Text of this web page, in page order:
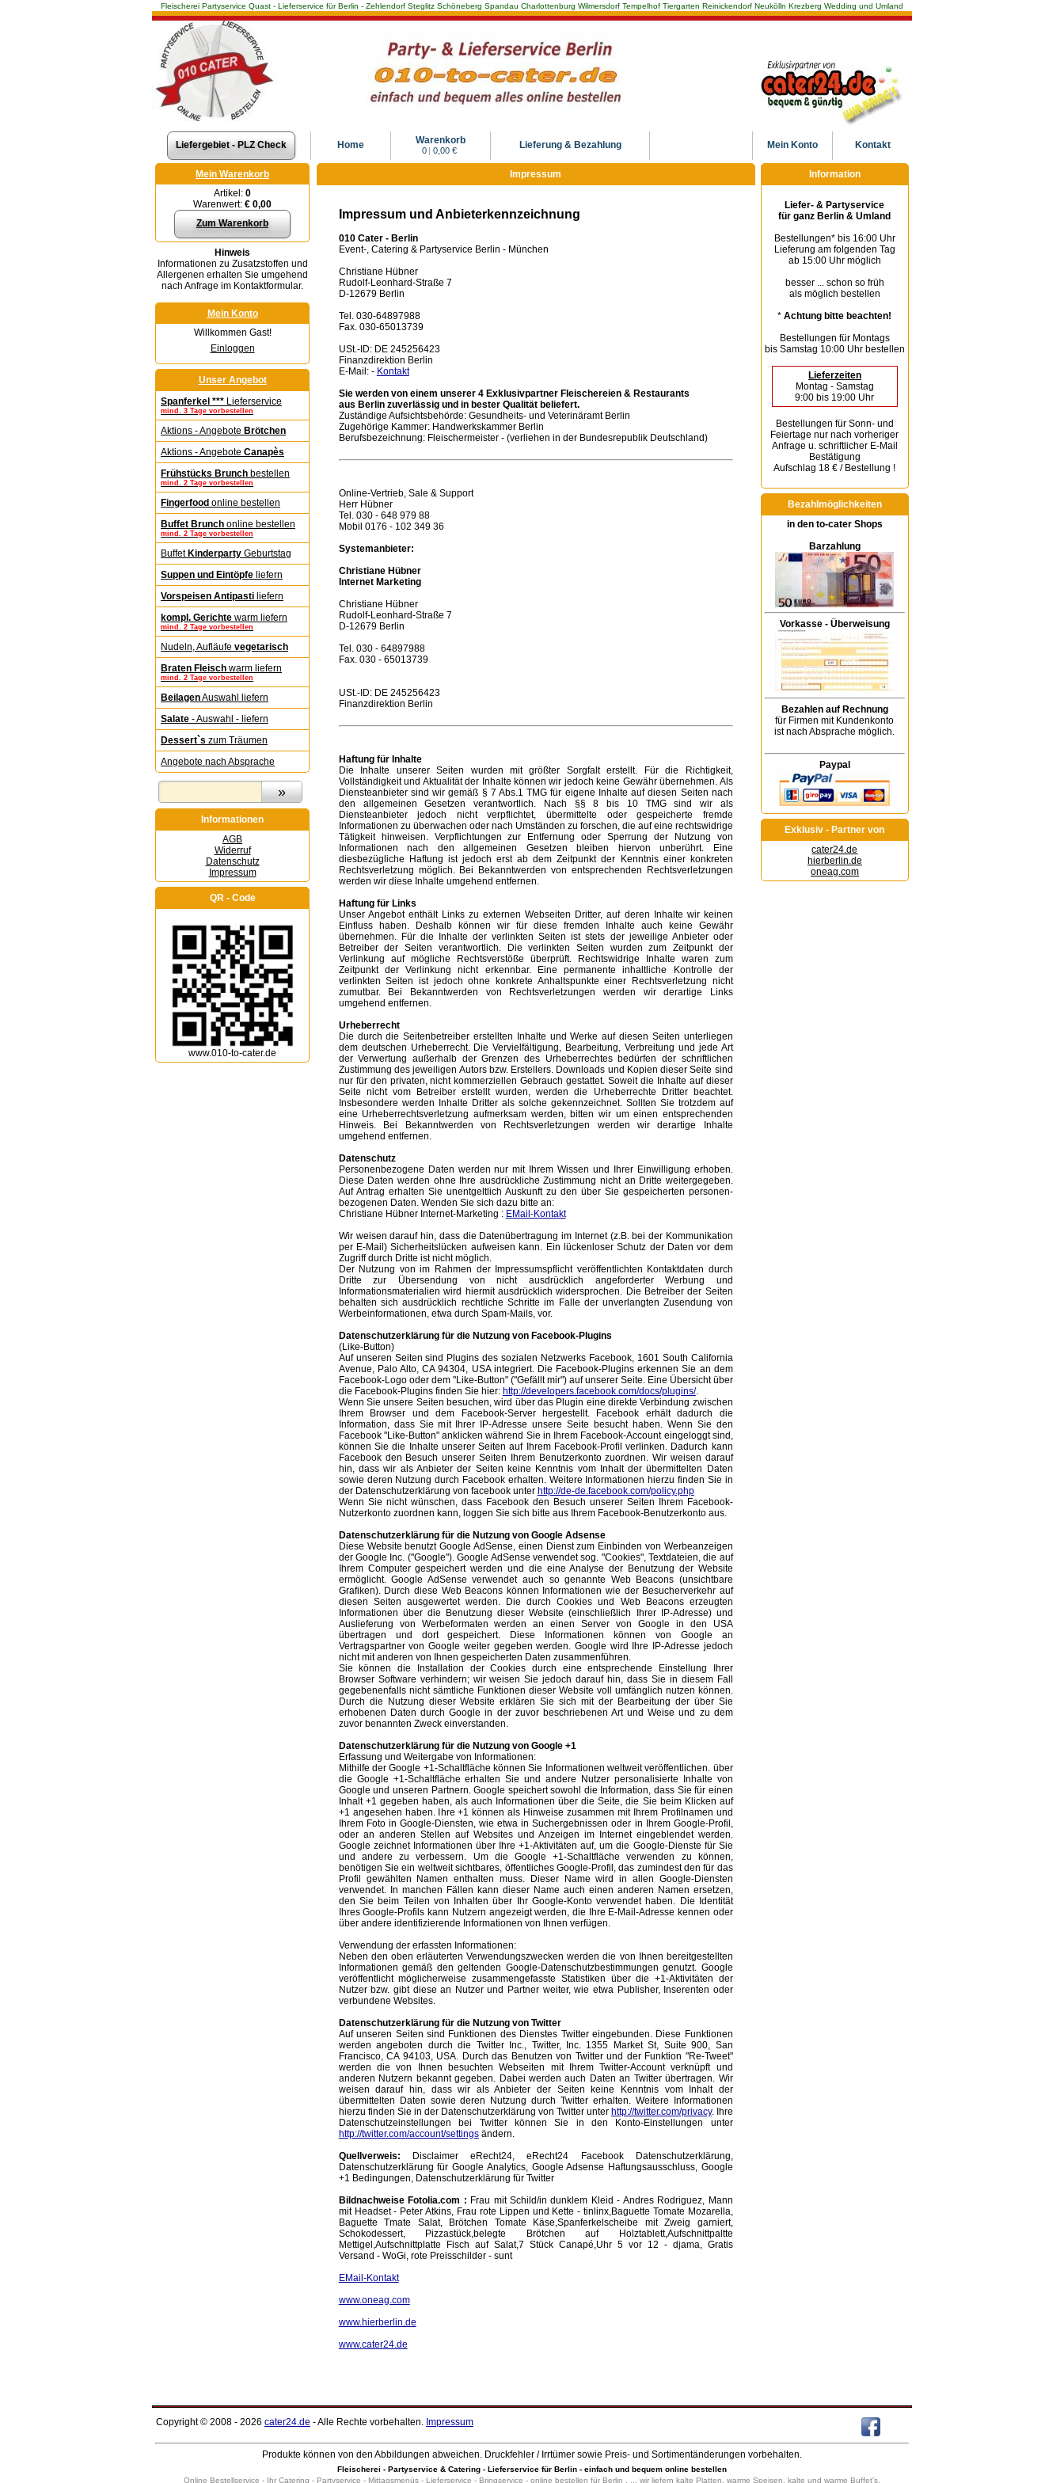
Fleischerei Partyservice Quast - Lieferservice für Berlin - Zehlendorf Steglitz Schöneberg Spandau Charlottenburg Wilmersdorf Tempelhof Tiergarten Reinickendorf Neukölln Krezberg Wedding und Umland
Liefergebiet - PLZ Check Home Warenkorb
0 | 0,00 € Lieferung & Bezahlung Kontakt
Mein Konto
Mein Warenkorb
Artikel: 0
Warenwert: € 0,00
Zum Warenkorb
Hinweis
Informationen zu Zusatzstoffen und
Allergenen erhalten Sie umgehend
nach Anfrage im Kontaktformular.
Mein Konto
Willkommen Gast!
Einloggen
Unser Angebot
Spanferkel *** Lieferservice
mind. 3 Tage vorbestellen
Aktions - Angebote Brötchen
Aktions - Angebote Canapès
Frühstücks Brunch bestellen
mind. 2 Tage vorbestellen
Fingerfood online bestellen
Buffet Brunch online bestellen
mind. 2 Tage vorbestellen
Buffet Kinderparty Geburtstag
Suppen und Eintöpfe liefern
Vorspeisen Antipasti liefern
kompl. Gerichte warm liefern
mind. 2 Tage vorbestellen
Nudeln, Aufläufe vegetarisch
Braten Fleisch warm liefern
mind. 2 Tage vorbestellen
BeilagenAuswahl liefern
Salate - Auswahl - liefern
Dessert`s zum Träumen
Angebote nach Absprache
Informationen
AGB
Widerruf
Datenschutz
Impressum
QR - Code
www.010-to-cater.de
Impressum
Impressum und Anbieterkennzeichnung
010 Cater - Berlin
Event-, Catering & Partyservice Berlin - München
Christiane Hübner
Rudolf-Leonhard-Straße 7
D-12679 Berlin
Tel. 030-64897988
Fax. 030-65013739
USt.-ID: DE 245256423
Finanzdirektion Berlin
E-Mail: - Kontakt
Sie werden von einem unserer 4 Exklusivpartner Fleischereien & Restaurants
aus Berlin zuverlässig und in bester Qualität beliefert.
Zuständige Aufsichtsbehörde: Gesundheits- und Veterinäramt Berlin
Zugehörige Kammer: Handwerkskammer Berlin
Berufsbezeichnung: Fleischermeister - (verliehen in der Bundesrepublik Deutschland)
Online-Vertrieb, Sale & Support
Herr Hübner
Tel. 030 - 648 979 88
Mobil 0176 - 102 349 36
Systemanbieter:
Christiane Hübner
Internet Marketing
Christiane Hübner
Rudolf-Leonhard-Straße 7
D-12679 Berlin
Tel. 030 - 64897988
Fax. 030 - 65013739
USt.-ID: DE 245256423
Finanzdirektion Berlin
Haftung für Inhalte
Die Inhalte unserer Seiten wurden mit größter Sorgfalt erstellt. Für die Richtigkeit,
Vollständigkeit und Aktualität der Inhalte können wir jedoch keine Gewähr übernehmen. Als
Diensteanbieter sind wir gemäß § 7 Abs.1 TMG für eigene Inhalte auf diesen Seiten nach
den allgemeinen Gesetzen verantwortlich. Nach §§ 8 bis 10 TMG sind wir als
Diensteanbieter jedoch nicht verpflichtet, übermittelte oder gespeicherte fremde
Informationen zu überwachen oder nach Umständen zu forschen, die auf eine rechtswidrige
Tätigkeit hinweisen. Verpflichtungen zur Entfernung oder Sperrung der Nutzung von
Informationen nach den allgemeinen Gesetzen bleiben hiervon unberührt. Eine
diesbezügliche Haftung ist jedoch erst ab dem Zeitpunkt der Kenntnis einer konkreten
Rechtsverletzung möglich. Bei Bekanntwerden von entsprechenden Rechtsverletzungen
werden wir diese Inhalte umgehend entfernen.
Haftung für Links
Unser Angebot enthält Links zu externen Webseiten Dritter, auf deren Inhalte wir keinen
Einfluss haben. Deshalb können wir für diese fremden Inhalte auch keine Gewähr
übernehmen. Für die Inhalte der verlinkten Seiten ist stets der jeweilige Anbieter oder
Betreiber der Seiten verantwortlich. Die verlinkten Seiten wurden zum Zeitpunkt der
Verlinkung auf mögliche Rechtsverstöße überprüft. Rechtswidrige Inhalte waren zum
Zeitpunkt der Verlinkung nicht erkennbar. Eine permanente inhaltliche Kontrolle der
verlinkten Seiten ist jedoch ohne konkrete Anhaltspunkte einer Rechtsverletzung nicht
zumutbar. Bei Bekanntwerden von Rechtsverletzungen werden wir derartige Links
umgehend entfernen.
Urheberrecht
Die durch die Seitenbetreiber erstellten Inhalte und Werke auf diesen Seiten unterliegen
dem deutschen Urheberrecht. Die Vervielfältigung, Bearbeitung, Verbreitung und jede Art
der Verwertung außerhalb der Grenzen des Urheberrechtes bedürfen der schriftlichen
Zustimmung des jeweiligen Autors bzw. Erstellers. Downloads und Kopien dieser Seite sind
nur für den privaten, nicht kommerziellen Gebrauch gestattet. Soweit die Inhalte auf dieser
Seite nicht vom Betreiber erstellt wurden, werden die Urheberrechte Dritter beachtet.
Insbesondere werden Inhalte Dritter als solche gekennzeichnet. Sollten Sie trotzdem auf
eine Urheberrechtsverletzung aufmerksam werden, bitten wir um einen entsprechenden
Hinweis. Bei Bekanntwerden von Rechtsverletzungen werden wir derartige Inhalte
umgehend entfernen.
Datenschutz
Personenbezogene Daten werden nur mit Ihrem Wissen und Ihrer Einwilligung erhoben.
Diese Daten werden ohne Ihre ausdrückliche Zustimmung nicht an Dritte weitergegeben.
Auf Antrag erhalten Sie unentgeltlich Auskunft zu den über Sie gespeicherten personen-
bezogenen Daten. Wenden Sie sich dazu bitte an:
Christiane Hübner Internet-Marketing : EMail-Kontakt
Wir weisen darauf hin, dass die Datenübertragung im Internet (z.B. bei der Kommunikation
per E-Mail) Sicherheitslücken aufweisen kann. Ein lückenloser Schutz der Daten vor dem
Zugriff durch Dritte ist nicht möglich.
Der Nutzung von im Rahmen der Impressumspflicht veröffentlichten Kontaktdaten durch
Dritte zur Übersendung von nicht ausdrücklich angeforderter Werbung und
Informationsmaterialien wird hiermit ausdrücklich widersprochen. Die Betreiber der Seiten
behalten sich ausdrücklich rechtliche Schritte im Falle der unverlangten Zusendung von
Werbeinformationen, etwa durch Spam-Mails, vor.
Datenschutzerklärung für die Nutzung von Facebook-Plugins
(Like-Button)
Auf unseren Seiten sind Plugins des sozialen Netzwerks Facebook, 1601 South California
Avenue, Palo Alto, CA 94304, USA integriert. Die Facebook-Plugins erkennen Sie an dem
Facebook-Logo oder dem "Like-Button" ("Gefällt mir") auf unserer Seite. Eine Übersicht über
die Facebook-Plugins finden Sie hier: http://developers.facebook.com/docs/plugins/.
Wenn Sie unsere Seiten besuchen, wird über das Plugin eine direkte Verbindung zwischen
Ihrem Browser und dem Facebook-Server hergestellt. Facebook erhält dadurch die
Information, dass Sie mit Ihrer IP-Adresse unsere Seite besucht haben. Wenn Sie den
Facebook "Like-Button" anklicken während Sie in Ihrem Facebook-Account eingeloggt sind,
können Sie die Inhalte unserer Seiten auf Ihrem Facebook-Profil verlinken. Dadurch kann
Facebook den Besuch unserer Seiten Ihrem Benutzerkonto zuordnen. Wir weisen darauf
hin, dass wir als Anbieter der Seiten keine Kenntnis vom Inhalt der übermittelten Daten
sowie deren Nutzung durch Facebook erhalten. Weitere Informationen hierzu finden Sie in
der Datenschutzerklärung von facebook unter http://de-de.facebook.com/policy.php
Wenn Sie nicht wünschen, dass Facebook den Besuch unserer Seiten Ihrem Facebook-
Nutzerkonto zuordnen kann, loggen Sie sich bitte aus Ihrem Facebook-Benutzerkonto aus.
Datenschutzerklärung für die Nutzung von Google Adsense
Diese Website benutzt Google AdSense, einen Dienst zum Einbinden von Werbeanzeigen
der Google Inc. ("Google"). Google AdSense verwendet sog. "Cookies", Textdateien, die auf
Ihrem Computer gespeichert werden und die eine Analyse der Benutzung der Website
ermöglicht. Google AdSense verwendet auch so genannte Web Beacons (unsichtbare
Grafiken). Durch diese Web Beacons können Informationen wie der Besucherverkehr auf
diesen Seiten ausgewertet werden. Die durch Cookies und Web Beacons erzeugten
Informationen über die Benutzung dieser Website (einschließlich Ihrer IP-Adresse) und
Auslieferung von Werbeformaten werden an einen Server von Google in den USA
übertragen und dort gespeichert. Diese Informationen können von Google an
Vertragspartner von Google weiter gegeben werden. Google wird Ihre IP-Adresse jedoch
nicht mit anderen von Ihnen gespeicherten Daten zusammenführen.
Sie können die Installation der Cookies durch eine entsprechende Einstellung Ihrer
Browser Software verhindern; wir weisen Sie jedoch darauf hin, dass Sie in diesem Fall
gegebenenfalls nicht sämtliche Funktionen dieser Website voll umfänglich nutzen können.
Durch die Nutzung dieser Website erklären Sie sich mit der Bearbeitung der über Sie
erhobenen Daten durch Google in der zuvor beschriebenen Art und Weise und zu dem
zuvor benannten Zweck einverstanden.
Datenschutzerklärung für die Nutzung von Google +1
Erfassung und Weitergabe von Informationen:
Mithilfe der Google +1-Schaltfläche können Sie Informationen weltweit veröffentlichen. über
die Google +1-Schaltfläche erhalten Sie und andere Nutzer personalisierte Inhalte von
Google und unseren Partnern. Google speichert sowohl die Information, dass Sie für einen
Inhalt +1 gegeben haben, als auch Informationen über die Seite, die Sie beim Klicken auf
+1 angesehen haben. Ihre +1 können als Hinweise zusammen mit Ihrem Profilnamen und
Ihrem Foto in Google-Diensten, wie etwa in Suchergebnissen oder in Ihrem Google-Profil,
oder an anderen Stellen auf Websites und Anzeigen im Internet eingeblendet werden.
Google zeichnet Informationen über Ihre +1-Aktivitäten auf, um die Google-Dienste für Sie
und andere zu verbessern. Um die Google +1-Schaltfläche verwenden zu können,
benötigen Sie ein weltweit sichtbares, öffentliches Google-Profil, das zumindest den für das
Profil gewählten Namen enthalten muss. Dieser Name wird in allen Google-Diensten
verwendet. In manchen Fällen kann dieser Name auch einen anderen Namen ersetzen,
den Sie beim Teilen von Inhalten über Ihr Google-Konto verwendet haben. Die Identität
Ihres Google-Profils kann Nutzern angezeigt werden, die Ihre E-Mail-Adresse kennen oder
über andere identifizierende Informationen von Ihnen verfügen.
Verwendung der erfassten Informationen:
Neben den oben erläuterten Verwendungszwecken werden die von Ihnen bereitgestellten
Informationen gemäß den geltenden Google-Datenschutzbestimmungen genutzt. Google
veröffentlicht möglicherweise zusammengefasste Statistiken über die +1-Aktivitäten der
Nutzer bzw. gibt diese an Nutzer und Partner weiter, wie etwa Publisher, Inserenten oder
verbundene Websites.
Datenschutzerklärung für die Nutzung von Twitter
Auf unseren Seiten sind Funktionen des Dienstes Twitter eingebunden. Diese Funktionen
werden angeboten durch die Twitter Inc., Twitter, Inc. 1355 Market St, Suite 900, San
Francisco, CA 94103, USA. Durch das Benutzen von Twitter und der Funktion "Re-Tweet"
werden die von Ihnen besuchten Webseiten mit Ihrem Twitter-Account verknüpft und
anderen Nutzern bekannt gegeben. Dabei werden auch Daten an Twitter übertragen. Wir
weisen darauf hin, dass wir als Anbieter der Seiten keine Kenntnis vom Inhalt der
übermittelten Daten sowie deren Nutzung durch Twitter erhalten. Weitere Informationen
hierzu finden Sie in der Datenschutzerklärung von Twitter unter http://twitter.com/privacy. Ihre
Datenschutzeinstellungen bei Twitter können Sie in den Konto-Einstellungen unter
http://twitter.com/account/settingsändern.
Quellverweis: Disclaimer eRecht24, eRecht24 Facebook Datenschutzerklärung,
Datenschutzerklärung für Google Analytics, Google Adsense Haftungsausschluss, Google
+1 Bedingungen, Datenschutzerklärung für Twitter
Bildnachweise Fotolia.com : Frau mit Schild/in dunklem Kleid - Andres Rodriguez, Mann
mit Headset - Peter Atkins, Frau rote Lippen und Kette - tinlinx,Baguette Tomate Mozarella,
Baguette Tmate Salat, Brötchen Tomate Käse,Spanferkelscheibe mit Zweig garniert,
Schokodessert, Pizzastück,belegte Brötchen auf Holztablett,Aufschnittpaltte
Mettigel,Aufschnittplatte Fisch auf Salat,7 Stück Canapé,Uhr 5 vor 12 - djama, Gratis
Versand - WoGi, rote Preisschilder - sunt
EMail-Kontakt
www.oneag.com
www.hierberlin.de
www.cater24.de
Information
Liefer- & Partyservice
für ganz Berlin & Umland
Bestellungen* bis 16:00 Uhr
Lieferung am folgenden Tag
ab 15:00 Uhr möglich
besser ... schon so früh
als möglich bestellen
*Achtung bitte beachten!
Bestellungen für Montags
bis Samstag 10:00 Uhr bestellen
Lieferzeiten
Montag - Samstag
9:00 bis 19:00 Uhr
Bestellungen für Sonn- und
Feiertagenur nach vorheriger
Anfrage u. schriftlicher E-Mail
Bestätigung
Aufschlag 18 € / Bestellung !
Bezahlmöglichkeiten
in den to-cater Shops
Barzahlung
Vorkasse - Überweisung
Bezahlen auf Rechnung
für Firmen mit Kundenkonto
ist nach Absprache möglich.
Paypal
Exklusiv - Partner von
cater24.de
hierberlin.de
oneag.com
Copyright © 2008 - 2026 cater24.de - Alle Rechte vorbehalten. Impressum
Produkte können von den Abbildungen abweichen. Druckfehler / Irrtümer sowie Preis- und Sortimentänderungen vorbehalten.
Fleischerei - Partyservice & Catering - Lieferservice für Berlin - einfach und bequem online bestellen
Online Bestellservice - Ihr Catering - Partyservice - Mittagsmenüs - Lieferservice - Bringservice - online bestellen für Berlin , ... wir liefern kalte Platten, warme Speisen, kalte und warme Buffet's,